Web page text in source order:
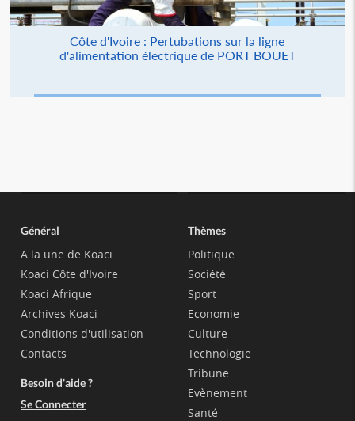
Côte d'Ivoire : Pertubations sur la ligne
d'alimentation électrique de PORT BOUET
Général
A la une de Koaci
Koaci Côte d'Ivoire
Koaci Afrique
Archives Koaci
Conditions d'utilisation
Contacts
Besoin d'aide ?
Se Connecter
Thèmes
Politique
Société
Sport
Economie
Culture
Technologie
Tribune
Evènement
Santé